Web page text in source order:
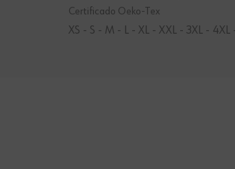
Certificado Oeko-Tex
XS - S - M - L - XL - XXL - 3XL - 4XL -